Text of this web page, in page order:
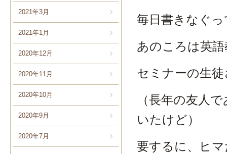
2021年3月
2021年1月
2020年12月
2020年11月
2020年10月
2020年9月
2020年7月
毎日書きなぐ
あのころは英
セミナーの生
（長年の友人
いたけど）
要するに、ヒ